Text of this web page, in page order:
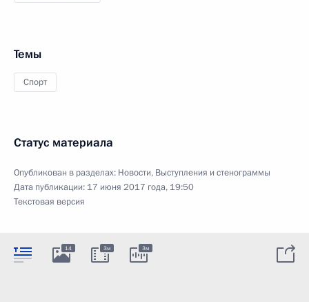
Темы
Спорт
Статус материала
Опубликован в разделах: Новости, Выступления и стенограммы
Дата публикации: 17 июня 2017 года, 19:50
Текстовая версия
14 3м 3м